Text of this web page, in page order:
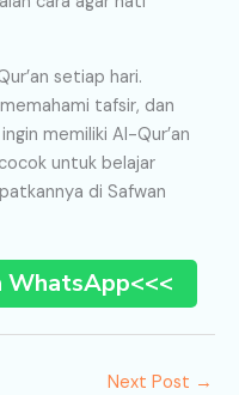
setiap hari.
tafsir, dan
memiliki Al-Qur’an
untuk belajar
di Safwan
WhatsApp<<<
Next Post →